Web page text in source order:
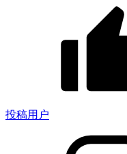
投稿用户